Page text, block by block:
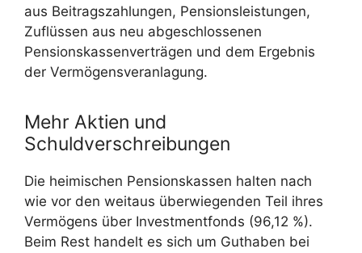
aus Beitragszahlungen, Pensionsleistungen,
Zuflüssen aus neu abgeschlossenen
Pensionskassenverträgen und dem Ergebnis
der Vermögensveranlagung.
Mehr Aktien und
Schuldverschreibungen
Die heimischen Pensionskassen halten nach
wie vor den weitaus überwiegenden Teil ihres
Vermögens über Investmentfonds (96,12 %).
Beim Rest handelt es sich um Guthaben bei